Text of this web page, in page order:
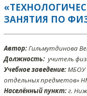
ЗАНЯТИЯ ПО
Автор:Гильмутдинова
Должность: учитель
Учебное заведение:МБОУ
отдельных предметов»
Населённый пункт:г.